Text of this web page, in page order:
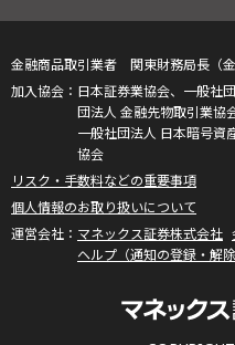
金融商品取引業者 関東財務局長（
日本証券業協会、一般社
団法人 金融先物取引業協会
一般社団法人 日本暗号資
協会
リスク・手数料などの重要事項
個人情報のお取り扱いについて
マネックス証券株式会社
ヘルプ（通知の登録・解除